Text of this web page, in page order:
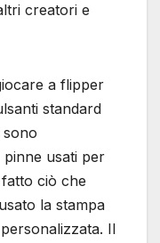
creatori e
a flipper
standard
pinne usati per
ciò che
la stampa
Il